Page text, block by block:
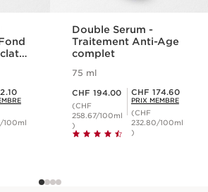
100ml
Double Serum -
Traitement Anti-Age
complet
75 ml
CHF 194.00
(CHF
258.67/100ml
)
Prix Sérénité CHF 174.60
CHF 174.60
PRIX MEMBRE
(CHF
232.80/100ml
)